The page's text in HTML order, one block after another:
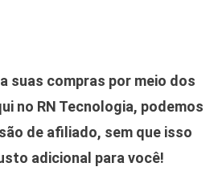
suas compras por meio dos
no RN Tecnologia, podemos
de afiliado, sem que isso
adicional para você!